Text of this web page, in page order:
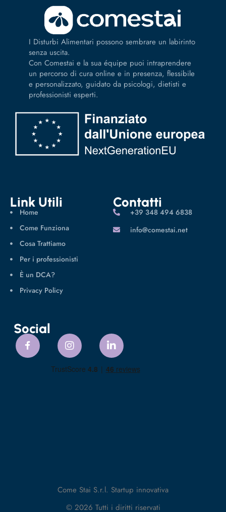
I Disturbi Alimentari possono sembrare un labirinto
senza uscita.
Con Comestai e la sua équipe puoi intraprendere
un percorso di cura online e in presenza, flessibile
e personalizzato, guidato da psicologi, dietisti e
professionisti esperti.
Link Utili
Home
Come Funziona
Cosa Trattiamo
Per i professionisti
È un DCA?
Privacy Policy
Contatti
‪+39 348 494 6838
info@comestai.net
Social
Come Stai S.r.l. Startup innovativa
© 2026 Tutti i diritti riservati